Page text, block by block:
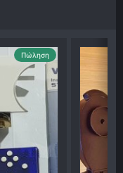
Πώληση